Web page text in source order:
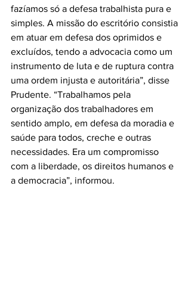
fazíamos só a defesa trabalhista pura e
simples. A missão do escritório consistia
em atuar em defesa dos oprimidos e
excluídos, tendo a advocacia como um
instrumento de luta e de ruptura contra
uma ordem injusta e autoritária”, disse
Prudente. “Trabalhamos pela
organização dos trabalhadores em
sentido amplo, em defesa da moradia e
saúde para todos, creche e outras
necessidades. Era um compromisso
com a liberdade, os direitos humanos e
a democracia”, informou.